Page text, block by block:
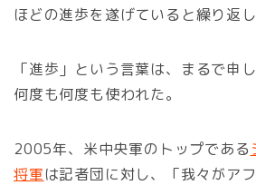
ほどの進歩を遂げていると繰り返
「進歩」という言葉は、まるで申
何度も何度も使われた。
2005年、米中央軍のトップである
将軍は記者団に対し、「我々がア